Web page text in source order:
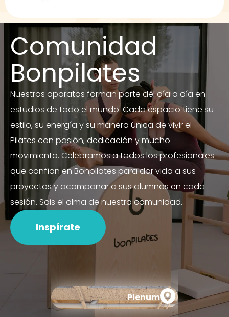
Comunidad
Bonpilates
Nuestros aparatos forman parte del día a día en
estudios de todo el mundo. Cada espacio tiene su
estilo, su energía y su manera única de vivir el
Pilates con pasión, dedicación y mucho
movimiento. Celebramos a todos los profesionales
que confían en Bonpilates para dar vida a sus
proyectos y acompañar a sus alumnos en cada
sesión. Sois el alma de nuestra comunidad.
Inspírate
Plenum